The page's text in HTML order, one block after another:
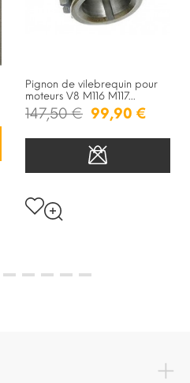
Pignon de vilebrequin pour
moteurs V8 M116 M117...
147,50 € 99,90 €